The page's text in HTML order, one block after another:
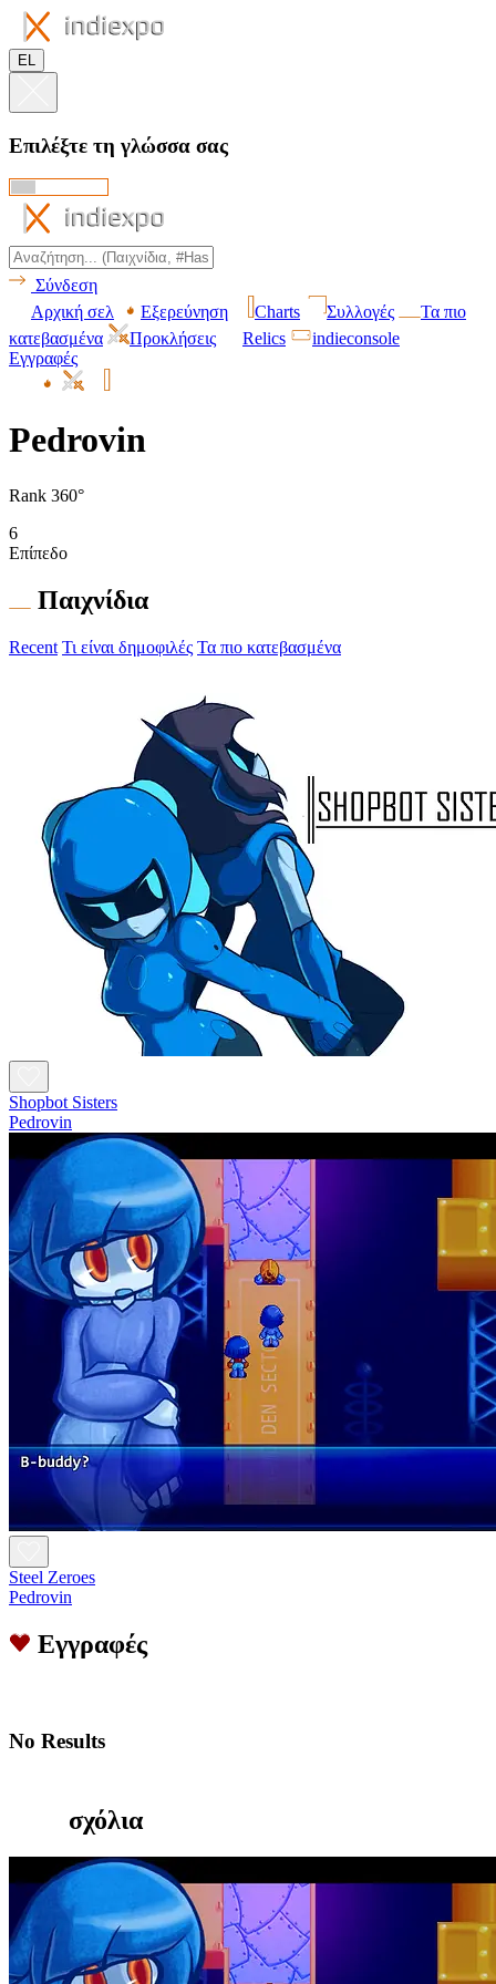
EL
Επιλέξτε τη γλώσσα σας
Σύνδεση
Αρχική σελ
Εξερεύνηση Charts Συλλογές
Τα πιο
κατεβασμένα
Προκλήσεις Relics
indieconsole
Εγγραφές
Pedrovin
Rank 360°
6
Επίπεδο
Παιχνίδια
Recent Τι είναι δημοφιλές Τα πιο κατεβασμένα
Shopbot Sisters
Pedrovin
Steel Zeroes
Pedrovin
Εγγραφές
No Results
σχόλια